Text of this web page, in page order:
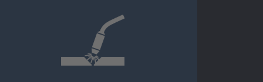
Cobot-Schweißzelle 2 x 1 x 1m /
400A, CMT, 1.000 kg